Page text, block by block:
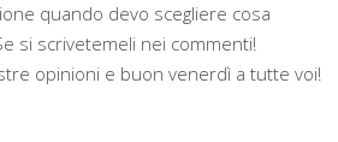
quando devo scegliere cosa
si scrivetemeli nei commenti!
opinioni e buon venerdì a tutte voi!